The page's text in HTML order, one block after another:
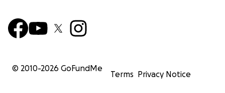
© 2010-2026 GoFundMe
Terms Privacy Notice